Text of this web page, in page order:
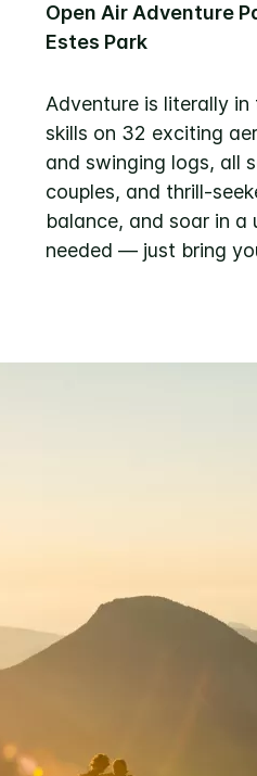
Open Air Adventure
Estes Park
Adventure is literally
skills on 32 exciting
and swinging logs, all
couples, and thrill-
balance, and soar in a
needed — just bring